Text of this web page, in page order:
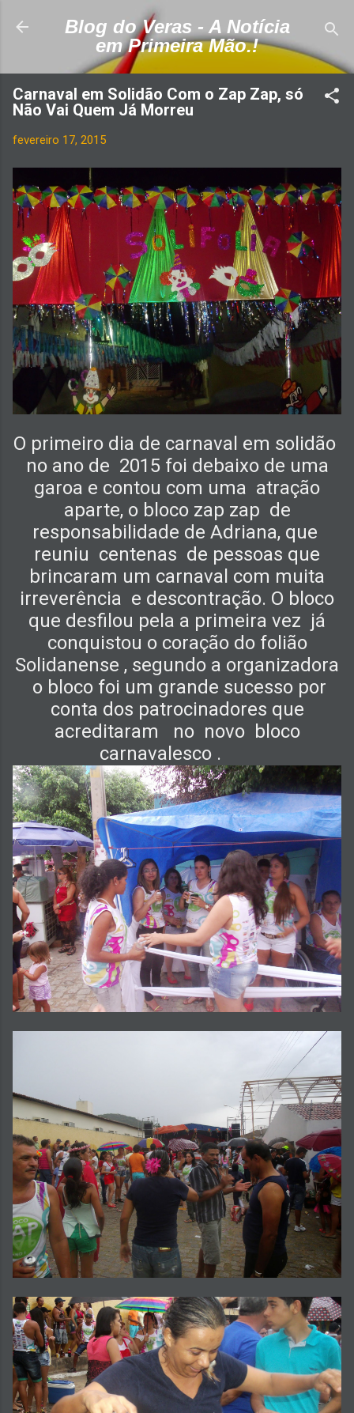
Pular para o conteúdo principal
Blog do Veras - A Notícia
em Primeira Mão.!
Carnaval em Solidão Com o Zap Zap, só
Não Vai Quem Já Morreu
fevereiro 17, 2015
O primeiro dia de carnaval em solidão
no ano de 2015 foi debaixo de uma
garoa e contou com uma atração
aparte, o bloco zap zap de
responsabilidade de Adriana, que
reuniu centenas de pessoas que
brincaram um carnaval com muita
irreverência e descontração. O bloco
que desfilou pela a primeira vez já
conquistou o coração do folião
Solidanense , segundo a organizadora
o bloco foi um grande sucesso por
conta dos patrocinadores que
acreditaram
no novo bloco
carnavalesco .